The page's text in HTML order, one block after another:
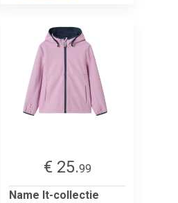
€ 25.99
Name It-collectie